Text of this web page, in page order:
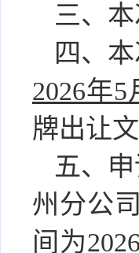
三、
四、
2026年5
牌出让文
五、
州分公司
间为